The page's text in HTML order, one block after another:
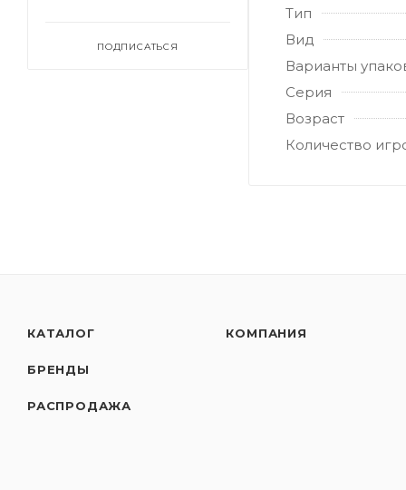
Тип
Вид
Варианты
Серия
Возраст
Количество
ПОДПИСАТЬСЯ
КАТАЛОГ
БРЕНДЫ
РАСПРОДАЖА
КОМПАНИЯ